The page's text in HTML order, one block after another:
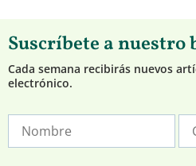
Suscríbete a
Cada semana recibirás nuevos
electrónico.